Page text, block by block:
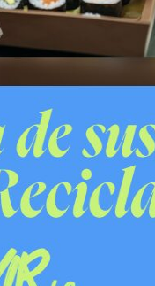
para esclarecer la